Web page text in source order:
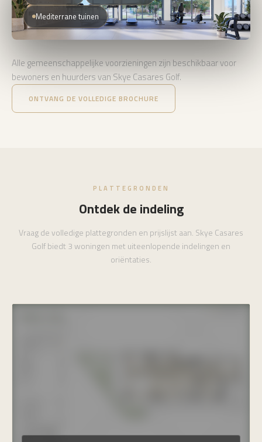
Mediterrane tuinen
Alle gemeenschappelijke voorzieningen zijn beschikbaar voor
bewoners en huurders van Skye Casares Golf.
ONTVANG DE VOLLEDIGE BROCHURE
PLATTEGRONDEN
Ontdek de indeling
Vraag de volledige plattegronden en prijslijst aan. Skye Casares
Golf biedt 3 woningen met uiteenlopende indelingen en
oriëntaties.